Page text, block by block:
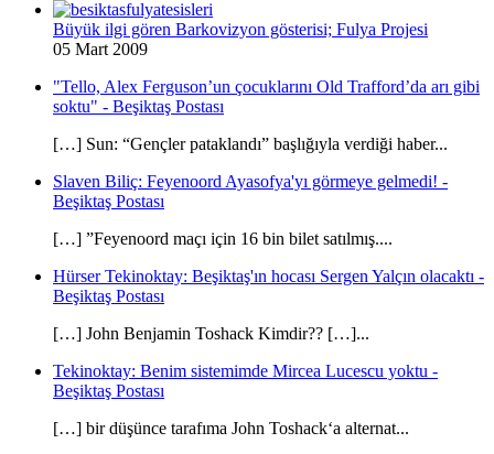
Büyük ilgi gören Barkovizyon gösterisi; Fulya Projesi
05 Mart 2009
"Tello, Alex Ferguson’un çocuklarını Old Trafford’da arı gibi
soktu" - Beşiktaş Postası
[…] Sun: “Gençler pataklandı” başlığıyla verdiği haber...
Slaven Biliç: Feyenoord Ayasofya'yı görmeye gelmedi! -
Beşiktaş Postası
[…] ”Feyenoord maçı için 16 bin bilet satılmış....
Hürser Tekinoktay: Beşiktaş'ın hocası Sergen Yalçın olacaktı -
Beşiktaş Postası
[…] John Benjamin Toshack Kimdir?? […]...
Tekinoktay: Benim sistemimde Mircea Lucescu yoktu -
Beşiktaş Postası
[…] bir düşünce tarafıma John Toshack‘a alternat...